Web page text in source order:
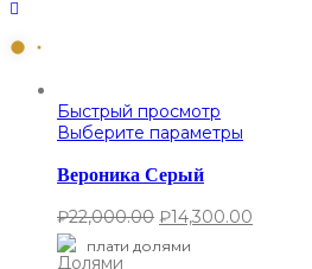
Быстрый просмотр
Выберите параметры
Вероника Серый
₽22,000.00 ₽14,300.00
плати долями